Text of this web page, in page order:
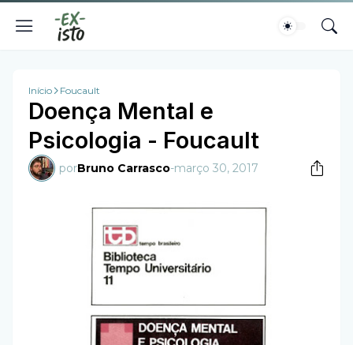
Início Foucault
Doença Mental e
Psicologia - Foucault
porBruno Carrasco-março 30, 2017